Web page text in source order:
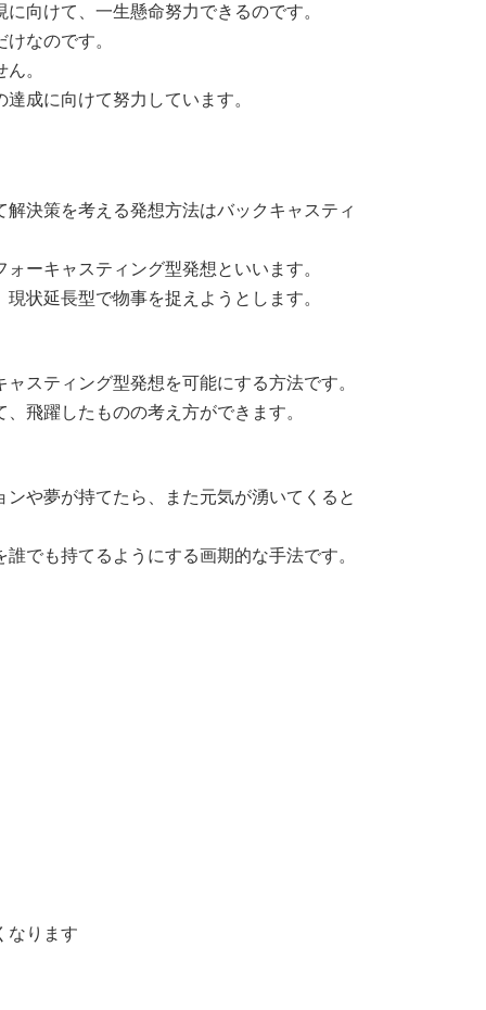
向けて、一生懸命努力できるのです。
なのです。
。
成に向けて努力しています。
決策を考える発想方法はバックキャスティ
ーキャスティング型発想といいます。
状延長型で物事を捉えようとします。
スティング型発想を可能にする方法です。
飛躍したものの考え方ができます。
や夢が持てたら、また元気が湧いてくると
でも持てるようにする画期的な手法です。
なります